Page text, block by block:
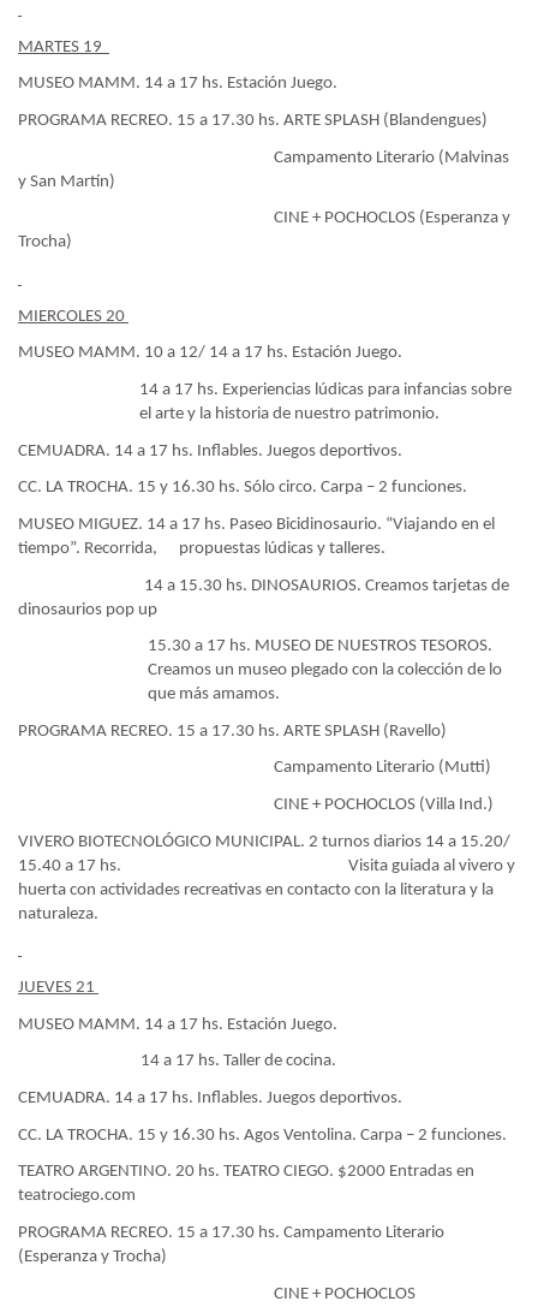
MARTES 19
MUSEO MAMM. 14 a 17 hs. Estación Juego.
PROGRAMA RECREO. 15 a 17.30 hs. ARTE SPLASH (Blandengues)
Campamento Literario (Malvinas
y San Martín)
CINE + POCHOCLOS (Esperanza y
Trocha)
MIERCOLES 20
MUSEO MAMM. 10 a 12/ 14 a 17 hs. Estación Juego.
14 a 17 hs. Experiencias lúdicas para infancias sobre
el arte y la historia de nuestro patrimonio.
CEMUADRA. 14 a 17 hs. Inflables. Juegos deportivos.
CC. LA TROCHA. 15 y 16.30 hs. Sólo circo. Carpa – 2 funciones.
MUSEO MIGUEZ. 14 a 17 hs. Paseo Bicidinosaurio. “Viajando en el
tiempo”. Recorrida,
propuestas lúdicas y talleres.
14 a 15.30 hs. DINOSAURIOS. Creamos tarjetas de
dinosaurios pop up
15.30 a 17 hs. MUSEO DE NUESTROS TESOROS.
Creamos un museo plegado con la colección de lo
que más amamos.
PROGRAMA RECREO. 15 a 17.30 hs. ARTE SPLASH (Ravello)
Campamento Literario (Mutti)
CINE + POCHOCLOS (Villa Ind.)
VIVERO BIOTECNOLÓGICO MUNICIPAL. 2 turnos diarios 14 a 15.20/
15.40 a 17 hs.
Visita guiada al vivero y
huerta con actividades recreativas en contacto con la literatura y la
naturaleza.
JUEVES 21
MUSEO MAMM. 14 a 17 hs. Estación Juego.
14 a 17 hs. Taller de cocina.
CEMUADRA. 14 a 17 hs. Inflables. Juegos deportivos.
CC. LA TROCHA. 15 y 16.30 hs. Agos Ventolina. Carpa – 2 funciones.
TEATRO ARGENTINO. 20 hs. TEATRO CIEGO. $2000 Entradas en
teatrociego.com
PROGRAMA RECREO. 15 a 17.30 hs. Campamento Literario
(Esperanza y Trocha)
CINE + POCHOCLOS